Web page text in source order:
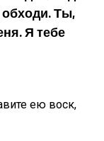
Ты,
Я тебе
ею воск,